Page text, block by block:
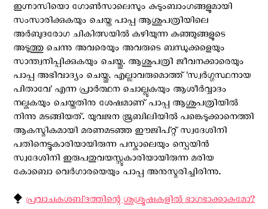
ഇഗ്നാസിയൊ ഗോൺസാലെസും കുടുംബാംഗങ്ങളുമായി
സംസാരിക്കുകയും ചെയ്ത പാപ്പ ആശുപത്രിയിലെ
അർബുദരോഗ ചികിത്സയിൽ കഴിയുന്ന കുഞ്ഞുങ്ങളുടെ
അടുത്തു ചെന്നു അവരെയും അവരുടെ ബന്ധുക്കളെയും
സാന്ത്വനിപ്പിക്കുകയും ചെയ്തു. ആശുപത്രി ജീവനക്കാരെയും
പാപ്പ അഭിവാദ്യം ചെയ്തു. എല്ലാവരുമൊത്ത് 'സ്വർഗ്ഗസ്ഥനായ
പിതാവേ' എന്ന പ്രാർത്ഥന ചൊല്ലുകയും ആശീർവ്വാദം
നല്കുകയും ചെയ്തതിനു ശേഷമാണ് പാപ്പ ആശുപത്രിയില്‍
നിന്നു മടങ്ങിയത്. യുവജന ജൂബിലിയിൽ പങ്കെടുക്കാനെത്തി
ആകസ്മികമായി മരണമടഞ്ഞ ഈജിപ്റ്റ് സ്വദേശിനി
പതിനെട്ടുകാരിയായിരുന്ന പസ്കാലെയും സ്പെയിൻ
സ്വദേശിനി ഇരുപതുവയസ്സുകാരിയായിരുന്ന മരിയ
കോബൊ വെർഗാരയെയും പാപ്പ അനുസ്മരിച്ചിരിന്നു.
⧪ പ്രവാചകശബ്‌ദത്തിന്റെ ശുശ്രൂഷകളില്‍ ഭാഗഭാക്കാകുമോ?